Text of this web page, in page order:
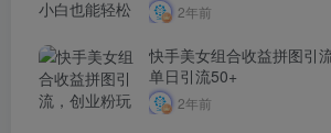
2年前
快手美女组合收益拼图引
单日引流50+
2年前